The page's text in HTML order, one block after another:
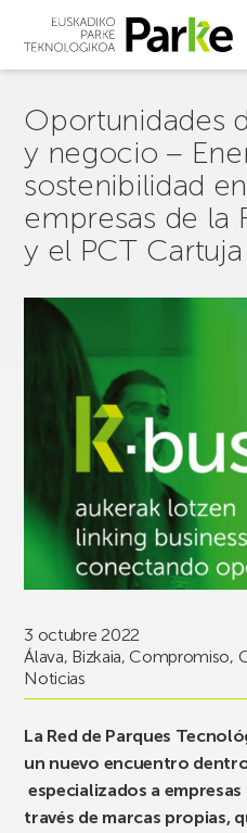
Oportunidades
y negocio –
sostenibilidad
empresas de la
y el PCT Cartuja
3 octubre 2022
Álava, Bizkaia,Compromiso,
Noticias
La Red de Parques
un nuevo encuentro
especializados a
través de marcas propias,